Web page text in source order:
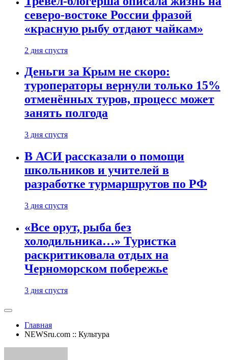
северо-востоке России фразой
«красную рыбу отдают чайкам»
2 дня спустя
Деньги за Крым не скоро:
туроператоры вернули только 15%
отменённых туров, процесс может
занять полгода
3 дня спустя
В АСИ рассказали о помощи
школьников и учителей в
разработке турмаршрутов по РФ
3 дня спустя
«Все орут, рыба без
холодильника…» Туристка
раскритиковала отдых на
Черноморском побережье
3 дня спустя
Главная
NEWSru.com :: Культура